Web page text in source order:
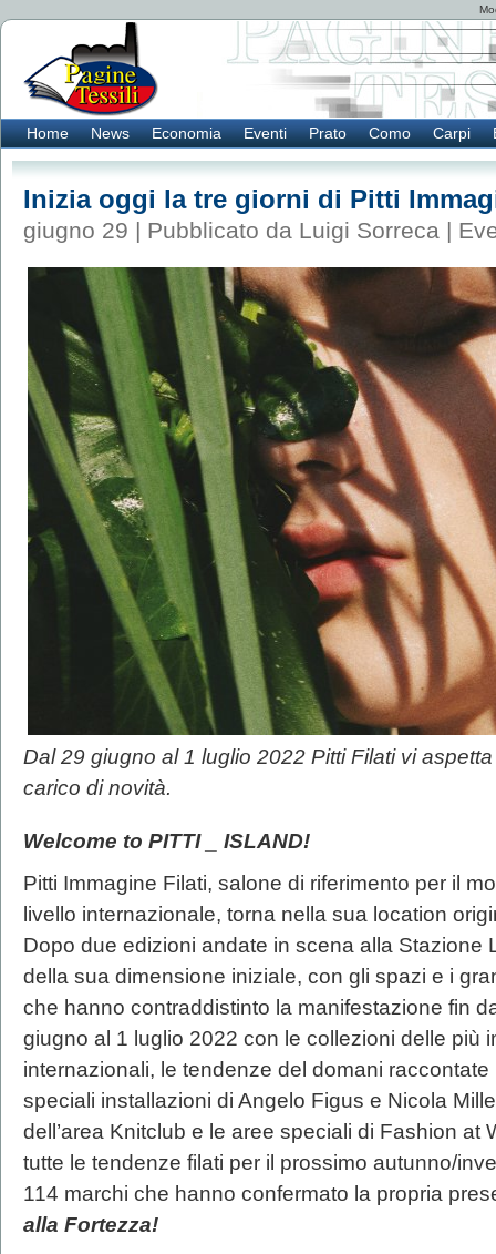
Home News Economia Eventi Prato Como Carpi
Inizia oggi la tre giorni di Pitti
giugno 29 | Pubblicato da Luigi Sorreca |
Dal 29 giugno al 1 luglio 2022 Pitti Filati vi
carico di novità.
Welcome to PITTI _ ISLAND!
Pitti Immagine Filati, salone di riferimento per il
livello internazionale, torna nella sua location
Dopo due edizioni andate in scena alla Stazione
della sua dimensione iniziale, con gli spazi e i
che hanno contraddistinto la manifestazione fin
giugno al 1 luglio 2022 con le collezioni delle più
internazionali, le tendenze del domani
speciali installazioni di Angelo Figus e Nicola
dell’area Knitclub e le aree speciali di Fashion at
tutte le tendenze filati per il prossimo autunno/
114 marchi che hanno confermato la propria
alla Fortezza!